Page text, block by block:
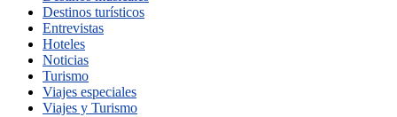
Destinos turísticos
Entrevistas
Hoteles
Noticias
Turismo
Viajes especiales
Viajes y Turismo